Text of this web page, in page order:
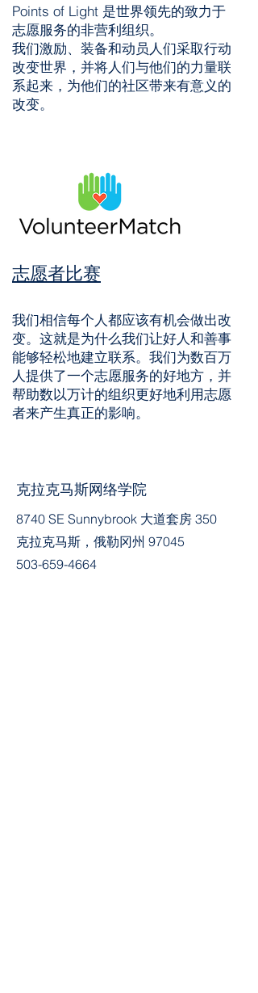
Points of Light 是世界领先的致力于
志愿服务的非营利组织。
我们激励、装备和动员人们采取行动
改变世界，并将人们与他们的力量联
系起来，为他们的社区带来有意义的
改变。
志愿者比赛
我们相信每个人都应该有机会做出改
变。这就是为什么我们让好人和善事
能够轻松地建立联系。我们为数百万
人提供了一个志愿服务的好地方，并
帮助数以万计的组织更好地利用志愿
者来产生真正的影响。
克拉克马斯网络学院
8740 SE Sunnybrook 大道套房 350
克拉克马斯，俄勒冈州 97045
503-659-4664